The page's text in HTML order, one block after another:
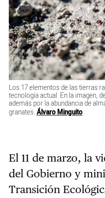
Los 17 elementos de las tierras
tecnología actual. En la imagen,
además por la abundancia de
granates. Álvaro Minguito
El 11 de marzo, la
del Gobierno y
Transición